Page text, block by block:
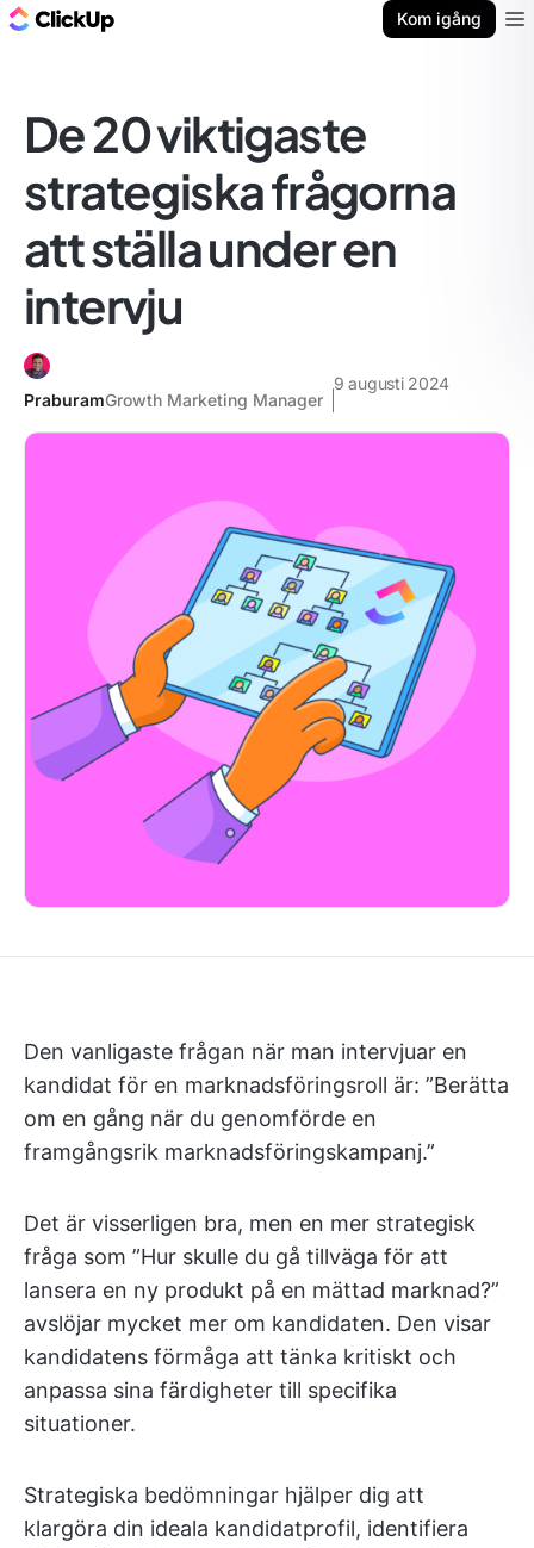
Kom igång
De 20 viktigaste
strategiska frågorna
att ställa under en
intervju
PraburamGrowth Marketing Manager
9 augusti 2024
Den vanligaste frågan när man intervjuar en
kandidat för en marknadsföringsroll är: ”Berätta
om en gång när du genomförde en
framgångsrik marknadsföringskampanj.”
Det är visserligen bra, men en mer strategisk
fråga som ”Hur skulle du gå tillväga för att
lansera en ny produkt på en mättad marknad?”
avslöjar mycket mer om kandidaten. Den visar
kandidatens förmåga att tänka kritiskt och
anpassa sina färdigheter till specifika
situationer.
Strategiska bedömningar hjälper dig att
klargöra din ideala kandidatprofil, identifiera